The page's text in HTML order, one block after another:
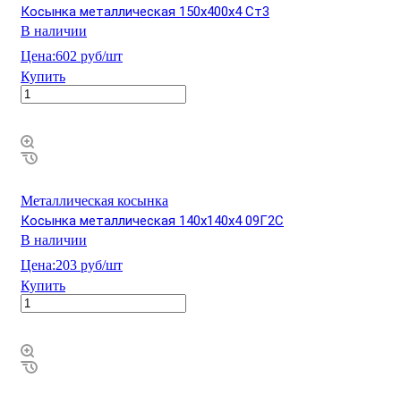
Косынка металлическая 150х400х4 Ст3
В наличии
Цена:602 руб/шт
Купить
Металлическая косынка
Косынка металлическая 140х140х4 09Г2С
В наличии
Цена:203 руб/шт
Купить